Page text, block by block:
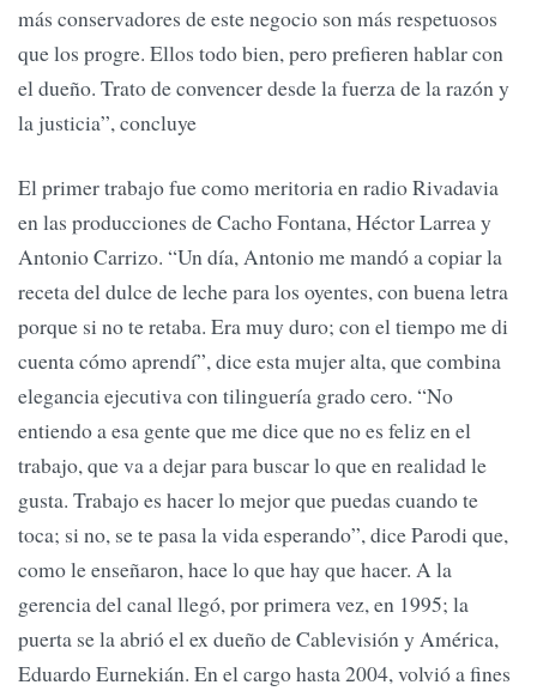
más conservadores de este negocio son más respetuosos
que los progre. Ellos todo bien, pero prefieren hablar con
el dueño. Trato de convencer desde la fuerza de la razón y
la justicia”, concluye
El primer trabajo fue como meritoria en radio Rivadavia
en las producciones de Cacho Fontana, Héctor Larrea y
Antonio Carrizo. “Un día, Antonio me mandó a copiar la
receta del dulce de leche para los oyentes, con buena letra
porque si no te retaba. Era muy duro; con el tiempo me di
cuenta cómo aprendí”, dice esta mujer alta, que combina
elegancia ejecutiva con tilinguería grado cero. “No
entiendo a esa gente que me dice que no es feliz en el
trabajo, que va a dejar para buscar lo que en realidad le
gusta. Trabajo es hacer lo mejor que puedas cuando te
toca; si no, se te pasa la vida esperando”, dice Parodi que,
como le enseñaron, hace lo que hay que hacer. A la
gerencia del canal llegó, por primera vez, en 1995; la
puerta se la abrió el ex dueño de Cablevisión y América,
Eduardo Eurnekián. En el cargo hasta 2004, volvió a fines